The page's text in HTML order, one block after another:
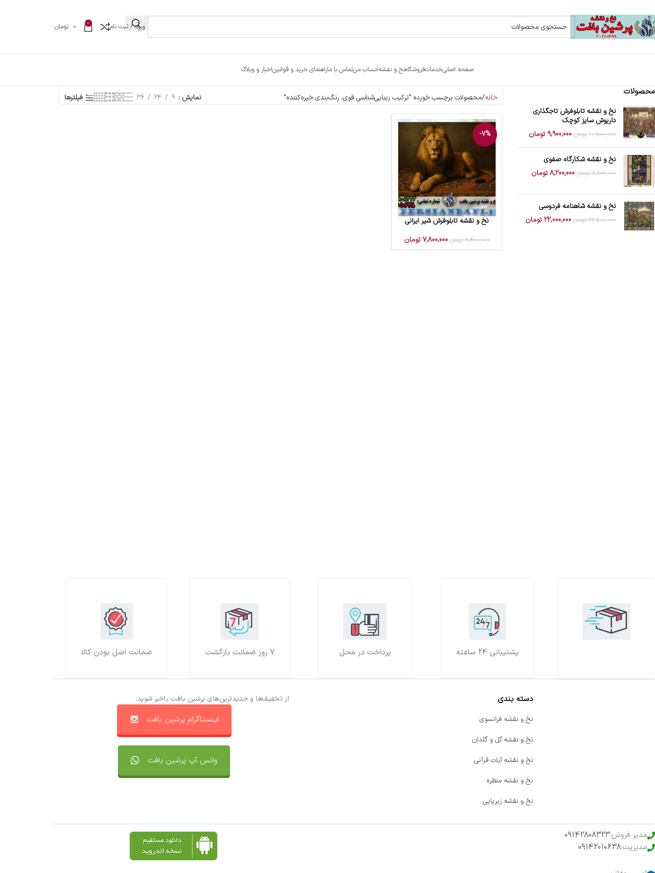
ورود / ثبت نام 0
0 تومان
صفحه اصلیخدماتفروشگاهنخ و نقشهحساب منتماس با ماراهنمای خرید و قوانیناخبار و وبلاگ
محصولات
نخ و نقشه تابلوفرش تاجگذاری
داریوش سایز کوچک
10,500,000 تومان 9,900,000 تومان
نخ و نقشه شکارگاه صفوی
8,800,000 تومان 8,200,000تومان
نخ و نقشه شاهنامه فردوسی
22,500,000 تومان 22,000,000تومان
خانه محصولات برچسب خورده “ترکیب زیبایی‌شناسی قوی، رنگ‌بندی خیره‌کننده” نمایش 9
24
36 فیلترها
-7%
افزودن به سبد خرید
نخ و نقشه تابلوفرش شیر ایرانی
8,400,000 تومان 7,800,000تومان
ضمانت اصل بودن کالا 7 روز ضمانت بازگشت پرداخت در محل پشتیبانی 24 ساعته
از تخفیف‌ها و جدیدترین‌های پرشین بافت باخبر شوید:
اینستاگرام پرشین بافت
واتس آپ پرشین بافت
دسته بندی
نخ و نقشه فرانسوی
نخ و نقشه گل و گلدان
نخ و نقشه آیات قرآنی
نخ و نقشه منظره
نخ و نقشه زیرپایی
مدیر فروش:09142808323
مدیریت:09142010638